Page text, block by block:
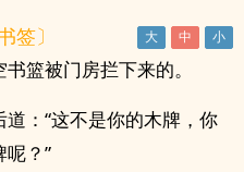
签〕
篮被门房拦下来的。
：“这不是你的木牌，你
？”